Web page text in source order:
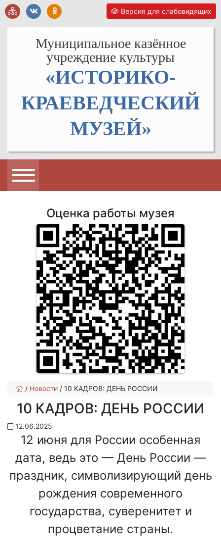
Версия для слабовидящих
Муниципальное казённое
учреждение культуры
«ИСТОРИКО-
КРАЕВЕДЧЕСКИЙ
МУЗЕЙ»
Оценка работы музея
/ Новости / 10 КАДРОВ: ДЕНЬ РОССИИ
10 КАДРОВ: ДЕНЬ РОССИИ
12.06.2025
12 июня для России особенная
дата, ведь это — День России —
праздник, символизирующий день
рождения современного
государства, суверенитет и
процветание страны.